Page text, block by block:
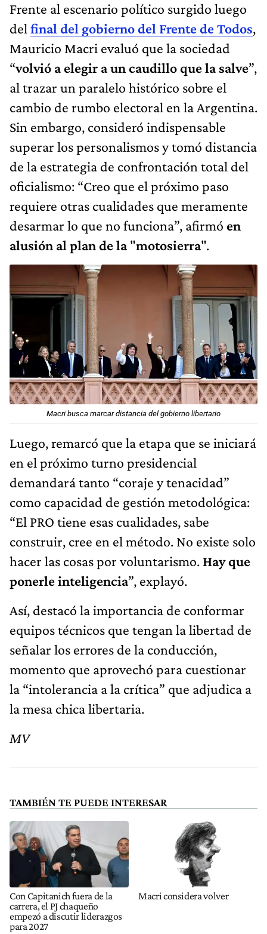
Frente al escenario político surgido luego
del final del gobierno del Frente de Todos,
Mauricio Macri evaluó que la sociedad
“volvió a elegir a un caudillo que la salve”,
al trazar un paralelo histórico sobre el
cambio de rumbo electoral en la Argentina.
Sin embargo, consideró indispensable
superar los personalismos y tomó distancia
de la estrategia de confrontación total del
oficialismo: “Creo que el próximo paso
requiere otras cualidades que meramente
desarmar lo que no funciona”, afirmó en
alusión al plan de la"motosierra".
Macri busca marcar distancia del gobierno libertario
Luego, remarcó que la etapa que se iniciará
en el próximo turno presidencial
demandará tanto “coraje y tenacidad”
como capacidad de gestión metodológica:
“El PRO tiene esas cualidades, sabe
construir, cree en el método. No existe solo
hacer las cosas por voluntarismo. Hay que
ponerle inteligencia”, explayó.
Así, destacó la importancia de conformar
equipos técnicos que tengan la libertad de
señalar los errores de la conducción,
momento que aprovechó para cuestionar
la “intolerancia a la crítica” que adjudica a
la mesa chica libertaria.
MV
TAMBIÉN TE PUEDE INTERESAR
Con Capitanich fuera de la
carrera, el PJ chaqueño
empezó a discutir liderazgos
para 2027
Macri considera volver